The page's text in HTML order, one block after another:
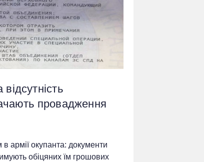
провадження
армії окупанта: документи
обіцяних їм грошових